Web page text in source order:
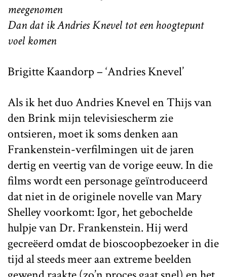
meegenomen
Dan dat ik Andries Knevel tot een hoogtepunt
voel komen
Brigitte Kaandorp – ‘Andries Knevel’
Als ik het duo Andries Knevel en Thijs van
den Brink mijn televisiescherm zie
ontsieren, moet ik soms denken aan
Frankenstein-verfilmingen uit de jaren
dertig en veertig van de vorige eeuw. In die
films wordt een personage geïntroduceerd
dat niet in de originele novelle van Mary
Shelley voorkomt: Igor, het gebochelde
hulpje van Dr. Frankenstein. Hij werd
gecreëerd omdat de bioscoopbezoeker in die
tijd al steeds meer aan extreme beelden